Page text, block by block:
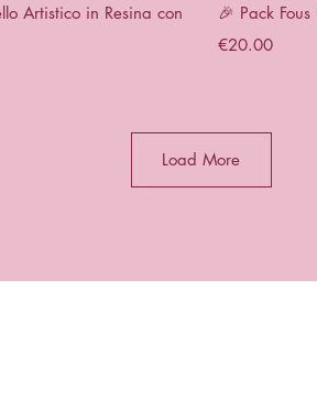
Artistico in Resina con
🎉 Pack
Price
€20.00
Load More